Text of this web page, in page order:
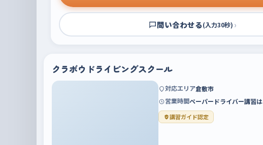
問い合わせる(入力30秒) ›
クラボウドライビングスクール
対応エリア倉敷市
営業時間ペーパードライバー講習
講習ガイド認定